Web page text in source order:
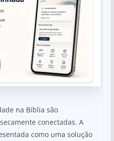
na Bíblia são
conectadas. A
como uma solução